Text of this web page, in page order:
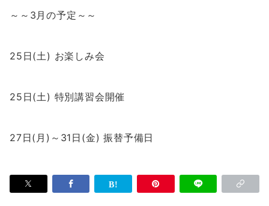
～～3月の予定～～
25日(土) お楽しみ会
25日(土) 特別講習会開催
27日(月)～31日(金) 振替予備日